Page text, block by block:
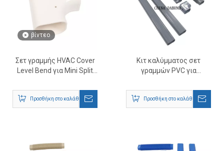
βίντεο
Σετ γραμμής HVAC Cover
Level Bend για Mini Split
Προσθήκη στο καλάθι
Κιτ καλύμματος σετ
γραμμών PVC για
γκρι
Προσθήκη στο καλάθι